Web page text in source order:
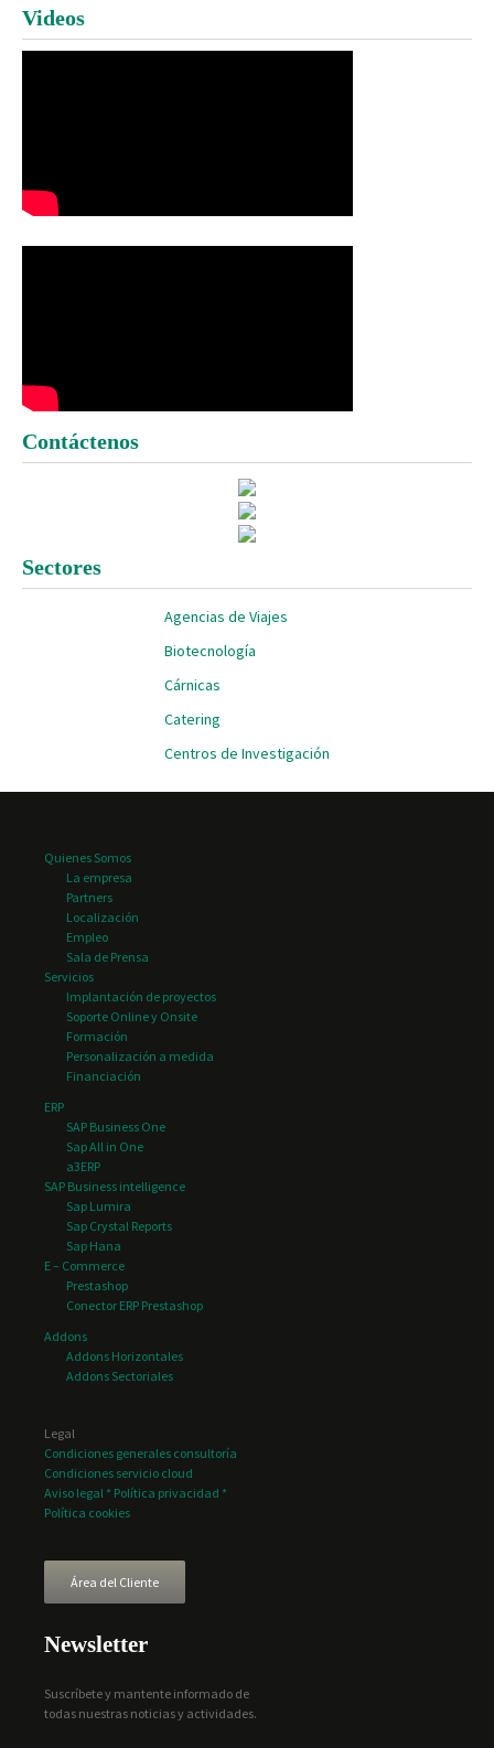
Videos
Contáctenos
Sectores
Agencias de Viajes
Biotecnología
Cárnicas
Catering
Centros de Investigación
Clima e Instaladores
Editoriales
Hospital de día
Inmobiliarias y
Seguridad y Vigilancia
Quienes Somos
La empresa
Partners
Localización
Empleo
Sala de Prensa
Servicios
Implantación de proyectos
Soporte Online y Onsite
Formación
Personalización a medida
Financiación
ERP
SAP Business One
Sap All in One
a3ERP
SAP Business intelligence
Sap Lumira
Sap Crystal Reports
Sap Hana
E – Commerce
Prestashop
Conector ERP Prestashop
Addons
Addons Horizontales
Addons Sectoriales
Legal
Condiciones generales consultoría
Condiciones servicio cloud
Aviso legal * Política privacidad *
Política cookies
Área del Cliente
Newsletter
Suscríbete y mantente informado de
todas nuestras noticias y actividades.